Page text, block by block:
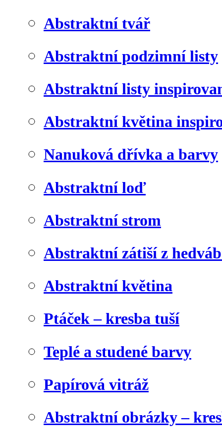
Abstraktní tvář
Abstraktní podzimní listy
Abstraktní listy
Abstraktní květina
Nanuková dřívka a barvy
Abstraktní loď
Abstraktní strom
Abstraktní zátiší z
Abstraktní květina
Ptáček – kresba tuší
Teplé a studené barvy
Papírová vitráž
Abstraktní obrázky –